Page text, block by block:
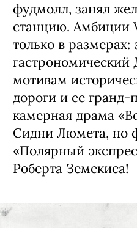
фудмолл, занял
станцию. Амбиции
только в размерах:
гастрономический
мотивам
дороги и ее гранд-
камерная драма
Сидни Люмета, но
«Полярный
Роберта Земекиса!